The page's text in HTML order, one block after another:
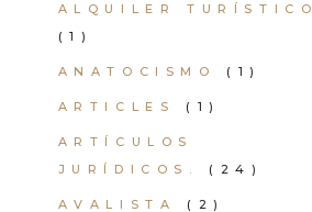
ALQUILER TURÍSTICO
(1)
ANATOCISMO (1)
ARTICLES (1)
ARTÍCULOS
JURÍDICOS.
(24)
AVALISTA (2)